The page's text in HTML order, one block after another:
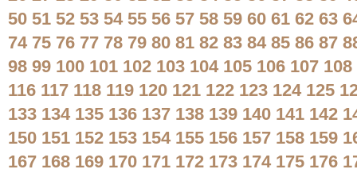
50 51 52 53 54 55 56 57 58 59 60 61 62 63
74 75 76 77 78 79 80 81 82 83 84 85 86 87
98 99 100 101 102 103 104 105 106 107 108
116 117 118 119 120 121 122 123 124 125
133 134 135 136 137 138 139 140 141 142
150 151 152 153 154 155 156 157 158 159
167 168 169 170 171 172 173 174 175 176